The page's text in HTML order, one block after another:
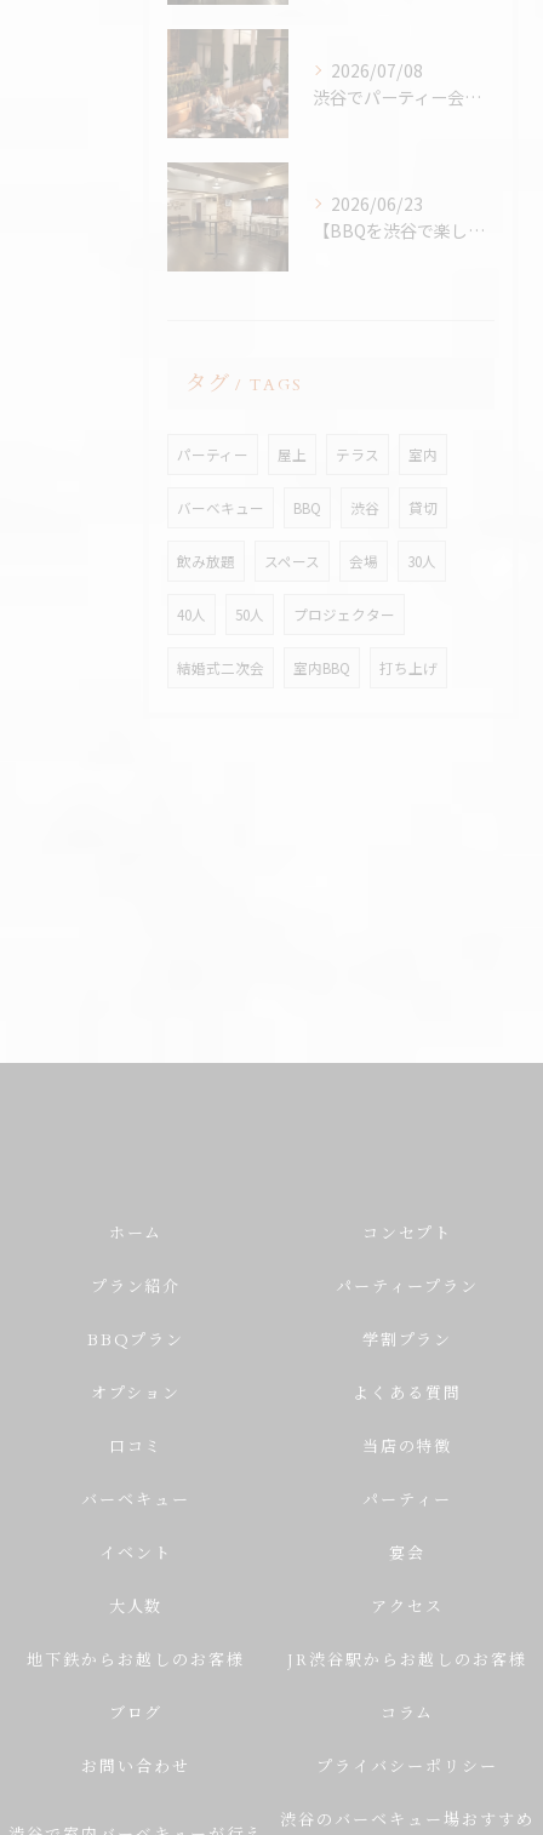
2026/07/08
渋谷でパーティー会場を探すコツ完全版｜パーティープランナー歴24年の筆者が解説
2026/06/23
【BBQを渋谷で楽しむなら、熱中症対策万全の室内BBQ！貸切...
タグ TAGS
パーティー 屋上 テラス 室内
バーベキュー BBQ 渋谷 貸切
飲み放題 スペース 会場 30人
40人 50人 プロジェクター
結婚式二次会 室内BBQ 打ち上げ
ホーム コンセプト
プラン紹介 パーティープラン
BBQプラン 学割プラン
オプション よくある質問
口コミ 当店の特徴
バーベキュー パーティー
イベント 宴会
大人数 アクセス
地下鉄からお越しのお客様 JR渋谷駅からお越しのお客様
ブログ コラム
お問い合わせ プライバシーポリシー
渋谷のバーベキュー場おすすめ